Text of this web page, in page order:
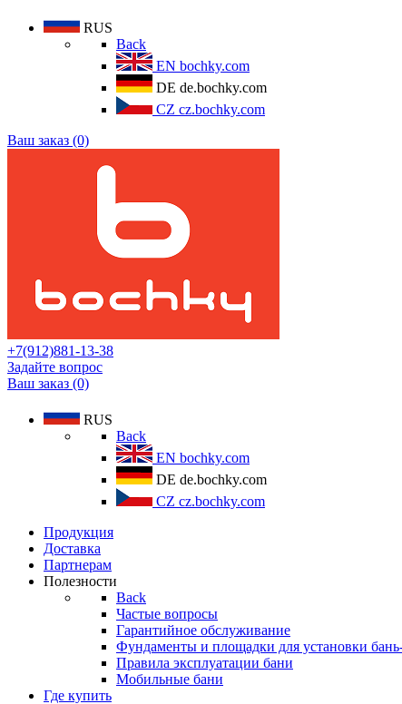
RUS
Back
EN bochky.com
DE de.bochky.com
CZ cz.bochky.com
Ваш заказ (0)
+7(912)881-13-38
Задайте вопрос
Ваш заказ (0)
RUS
Back
EN bochky.com
DE de.bochky.com
CZ cz.bochky.com
Продукция
Доставка
Партнерам
Полезности
Back
Частые вопросы
Гарантийное обслуживание
Фундаменты и площадки для установки
Правила эксплуатации бани
Мобильные бани
Где купить